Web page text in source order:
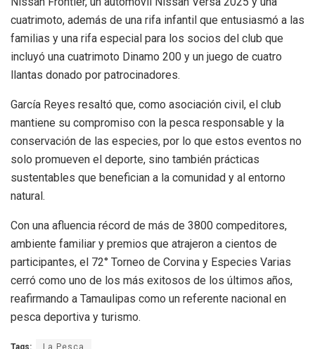
cuatrimoto, además de una rifa infantil que entusiasmó a las
familias y una rifa especial para los socios del club que
incluyó una cuatrimoto Dinamo 200 y un juego de cuatro
llantas donado por patrocinadores.
García Reyes resaltó que, como asociación civil, el club
mantiene su compromiso con la pesca responsable y la
conservación de las especies, por lo que estos eventos no
solo promueven el deporte, sino también prácticas
sustentables que benefician a la comunidad y al entorno
natural.
Con una afluencia récord de más de 3800 compeditores,
ambiente familiar y premios que atrajeron a cientos de
participantes, el 72° Torneo de Corvina y Especies Varias
cerró como uno de los más exitosos de los últimos años,
reafirmando a Tamaulipas como un referente nacional en
pesca deportiva y turismo.
Tags: La Pesca